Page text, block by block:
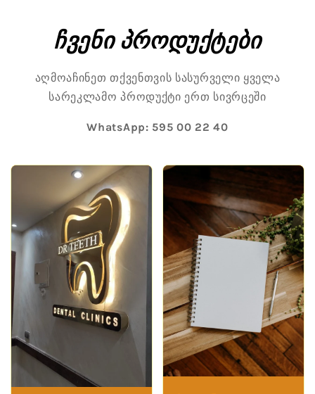
ჩვენი პროდუქტები
აღმოაჩინეთ თქვენთვის სასურველი ყველა
სარეკლამო პროდუქტი ერთ სივრცეში
WhatsApp: 595 00 22 40